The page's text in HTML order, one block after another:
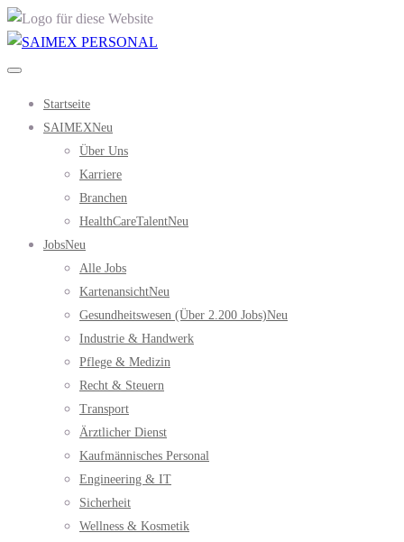
Startseite
SAIMEXNeu
Über Uns
Karriere
Branchen
HealthCareTalentNeu
JobsNeu
Alle Jobs
KartenansichtNeu
Gesundheitswesen (über 2.200 Jobs)Neu
Industrie & Handwerk
Pflege & Medizin
Recht & Steuern
Transport
Ärztlicher Dienst
Kaufmännisches Personal
Engineering & IT
Sicherheit
Wellness & Kosmetik